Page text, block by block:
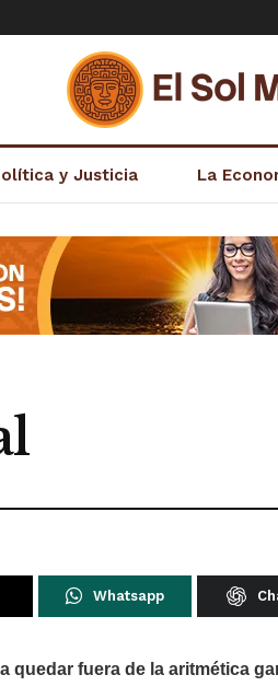
y Justicia La
Whatsapp
quedar fuera de la aritmética